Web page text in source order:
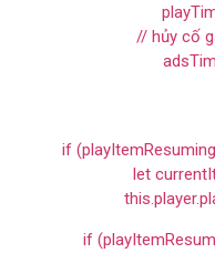
// hủy cố
if
let
if